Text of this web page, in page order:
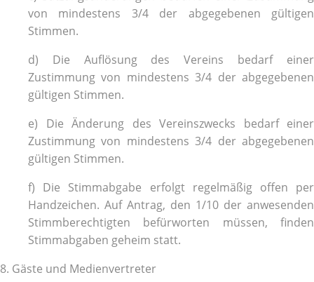
von mindestens 3/4 der abgegebenen gültigen
Stimmen.
d) Die Auflösung des Vereins bedarf einer
Zustimmung von mindestens 3/4 der abgegebenen
gültigen Stimmen.
e) Die Änderung des Vereinszwecks bedarf einer
Zustimmung von mindestens 3/4 der abgegebenen
gültigen Stimmen.
f) Die Stimmabgabe erfolgt regelmäßig offen per
Handzeichen. Auf Antrag, den 1/10 der anwesenden
Stimmberechtigten befürworten müssen, finden
Stimmabgaben geheim statt.
8. Gäste und Medienvertreter